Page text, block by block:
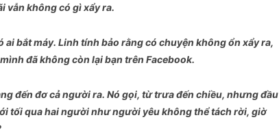
vẫn không có gì xẩy ra.
bắt máy. Linh tính bảo rằng có chuyện không ổn xẩy ra,
đã không còn lại bạn trên Facebook.
đến đơ cả người ra. Nó gọi, từ trưa đến chiều, nhưng đầu
tối qua hai người như người yêu không thể tách rời, giờ